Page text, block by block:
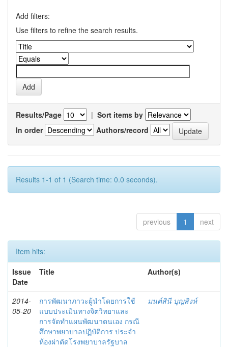
Add filters:
Use filters to refine the search results.
Results/Page | Sort items by
In order
Authors/record
Results 1-1 of 1 (Search time: 0.0 seconds).
previous 1 next
Item hits:
Issue
Date
Title Author(s)
2014-
05-20
การพัฒนาภาวะผู้นำโดยการใช้
แบบประเมินทางจิตวิทยาและ
การจัดทำแผนพัฒนาตนเอง กรณี
ศึกษาพยาบาลปฏิบัติการ ประจำ
ห้องผ่าตัดโรงพยาบาลรัฐบาล
มนต์สินี บุญสิงห์